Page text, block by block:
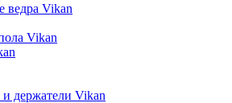
ведра Vikan
Vikan
держатели Vikan